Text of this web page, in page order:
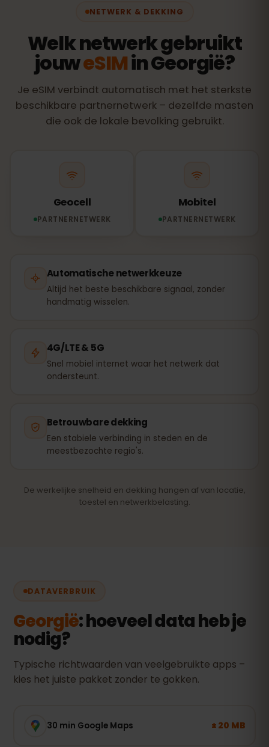
NETWERK & DEKKING
Welk netwerk gebruikt
jouweSIMin Georgië?
Je eSIM verbindt automatisch met het sterkste
beschikbare partnernetwerk – dezelfde masten
die ook de lokale bevolking gebruikt.
Geocell
PARTNERNETWERK
Mobitel
PARTNERNETWERK
Automatische netwerkkeuze
Altijd het beste beschikbare signaal, zonder
handmatig wisselen.
4G/LTE & 5G
Snel mobiel internet waar het netwerk dat
ondersteunt.
Betrouwbare dekking
Een stabiele verbinding in steden en de
meestbezochte regio's.
De werkelijke snelheid en dekking hangen af van locatie,
toestel en netwerkbelasting.
DATAVERBRUIK
Georgië: hoeveel data heb je
nodig?
Typische richtwaarden van veelgebruikte apps –
kies het juiste pakket zonder te gokken.
30 min Google Maps ± 20 MB